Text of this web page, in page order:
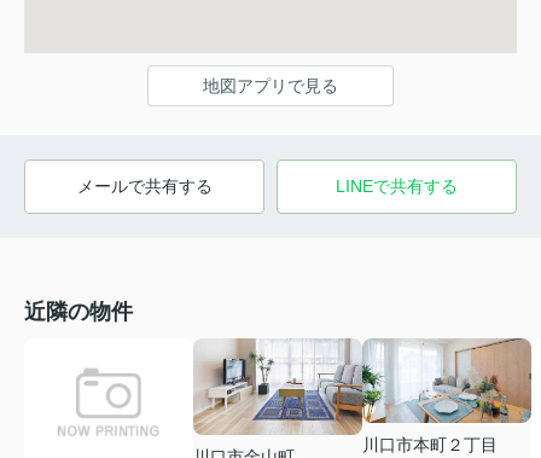
地図アプリで見る
メールで共有する LINEで共有する
近隣の物件
川口市本町２丁目